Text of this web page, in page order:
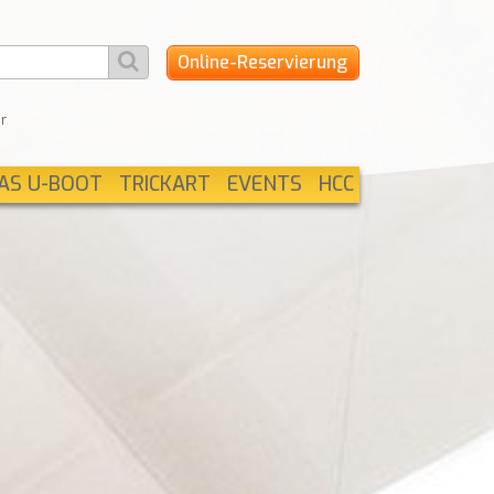
Online-Reservierung
U-BOOT TRICKART EVENTS HCC